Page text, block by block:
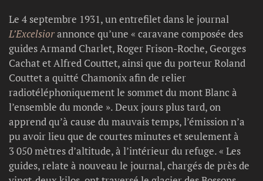
Le 4 septembre 1931, un entrefilet dans le journal
L’Excelsiorannonce qu’une « caravane composée des
guides Armand Charlet, Roger Frison-Roche, Georges
Cachat et Alfred Couttet, ainsi que du porteur Roland
Couttet a quitté Chamonix afin de relier
radiotéléphoniquement le sommet du mont Blanc à
l’ensemble du monde ». Deux jours plus tard, on
apprend qu’à cause du mauvais temps, l’émission n’a
pu avoir lieu que de courtes minutes et seulement à
3 050 mètres d’altitude, à l’intérieur du refuge. « Les
guides, relate à nouveau le journal, chargés de près de